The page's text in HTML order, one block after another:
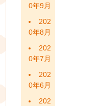
0年9月
202
0年8月
202
0年7月
202
0年6月
202